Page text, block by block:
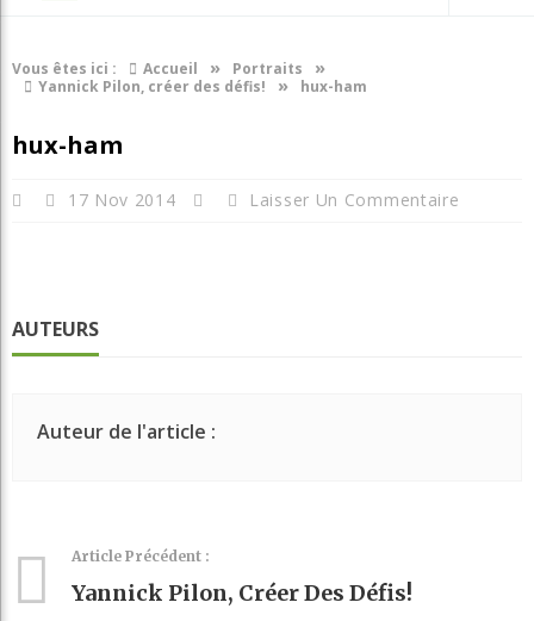
Vous êtes ici : Accueil » Portraits »
Yannick Pilon, créer des défis! » hux-ham
hux-ham
17 Nov 2014 Laisser Un Commentaire
AUTEURS
Auteur de l'article :
Article Précédent :
Yannick Pilon, Créer Des Défis!